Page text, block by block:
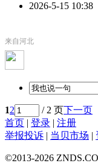
2026-5-15 10:38
来自河北
12 / 2 页下一页
首页 | 登录 | 注册
举报投诉 | 当贝市场 |
©2013-2026